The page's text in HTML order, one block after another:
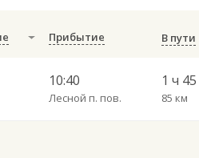
Прибытие В пути
10:40
Лесной п. пов.
1 ч
85 км